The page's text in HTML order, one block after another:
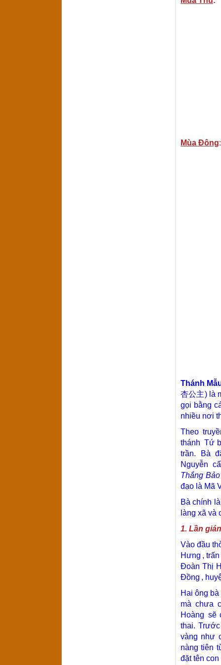
Mùa Đông:
Thánh
杏公主) là
gọi bằng
nhiều nơi
Theo
thánh Tứ
trần. Bà
Nguyễn
Thắng
đạo là Mã
Bà chính
làng xã và
1. Lần
Vào đầu
Hưng ,
Đoàn Thị
Đồng ,
Hai ông
mà chưa
Hoàng sẽ
thai.
vàng như
nàng tiên
đặt tên